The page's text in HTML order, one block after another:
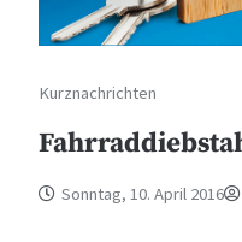
Kurznachrichten
Sonntag, 10. April 2016